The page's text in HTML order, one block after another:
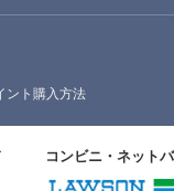
ント購入方法
コンビニ・ネット